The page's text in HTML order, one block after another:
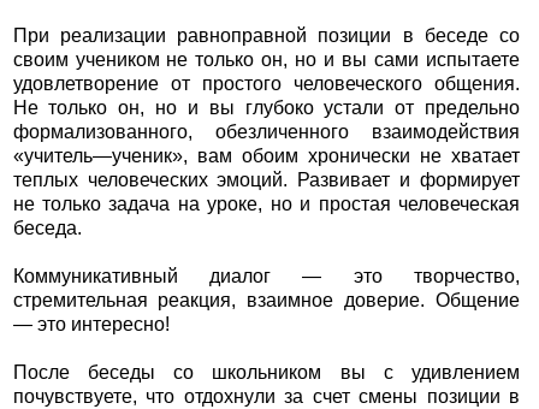
При реализации равноправной позиции в беседе со
своим учеником не только он, но и вы сами испытаете
удовлетворение от простого человеческого общения.
Не только он, но и вы глубоко устали от предельно
формализованного, обезличенного взаимодействия
«учитель—ученик», вам обоим хронически не хватает
теплых человеческих эмоций. Развивает и формирует
не только задача на уроке, но и простая человеческая
беседа.
Коммуникативный диалог — это творчество,
стремительная реакция, взаимное доверие. Общение
— это интересно!
После беседы со школьником вы с удивлением
почувствуете, что отдохнули за счет смены позиции в